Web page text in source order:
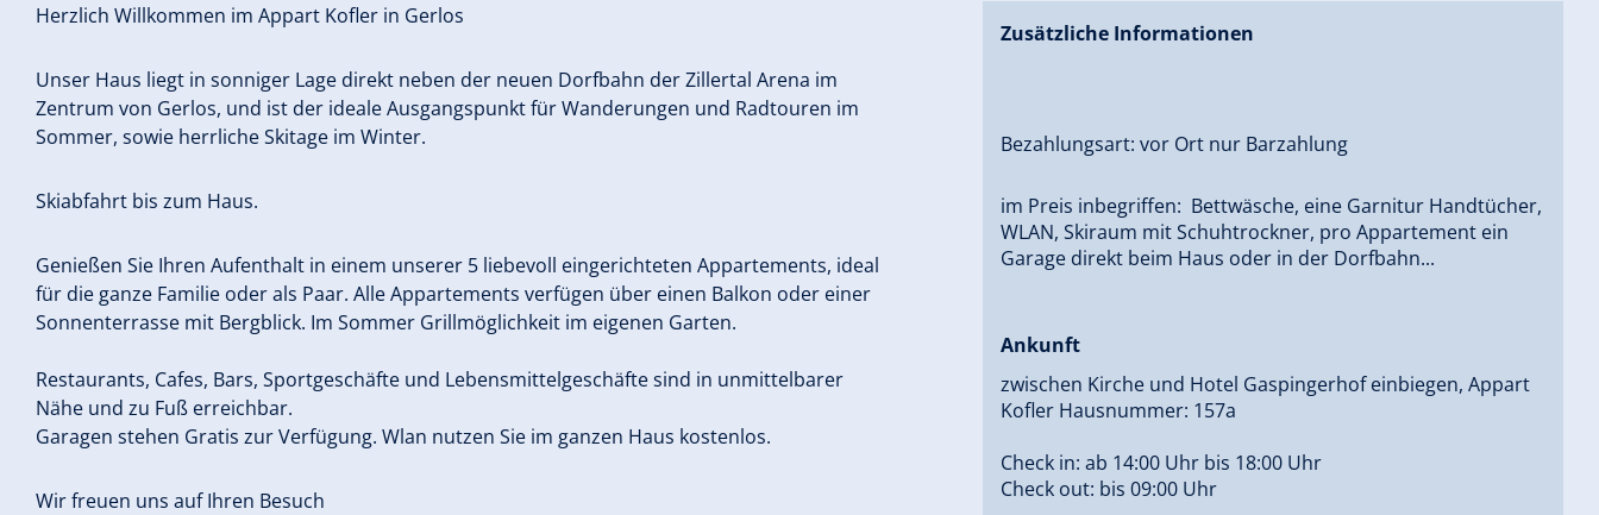
Herzlich Willkommen im Appart Kofler in Gerlos
Unser Haus liegt in sonniger Lage direkt neben der neuen Dorfbahn der Zillertal Arena im
Zentrum von Gerlos, und ist der ideale Ausgangspunkt für Wanderungen und Radtouren im
Sommer, sowie herrliche Skitage im Winter.
Skiabfahrt bis zum Haus.
Genießen Sie Ihren Aufenthalt in einem unserer 5 liebevoll eingerichteten Appartements, ideal
für die ganze Familie oder als Paar. Alle Appartements verfügen über einen Balkon oder einer
Sonnenterrasse mit Bergblick. Im Sommer Grillmöglichkeit im eigenen Garten.
Restaurants, Cafes, Bars, Sportgeschäfte und Lebensmittelgeschäfte sind in unmittelbarer
Nähe und zu Fuß erreichbar.
Garagen stehen Gratis zur Verfügung. Wlan nutzen Sie im ganzen Haus kostenlos.
Wir freuen uns auf Ihren Besuch
Zusätzliche Informationen
Bezahlungsart: vor Ort nur Barzahlung
im Preis inbegriffen: Bettwäsche, eine Garnitur Handtücher,
WLAN, Skiraum mit Schuhtrockner, pro Appartement ein
Garage direkt beim Haus oder in der Dorfbahn...
Ankunft
zwischen Kirche und Hotel Gaspingerhof einbiegen, Appart
Kofler Hausnummer: 157a
Check in: ab 14:00 Uhr bis 18:00 Uhr
Check out: bis 09:00 Uhr